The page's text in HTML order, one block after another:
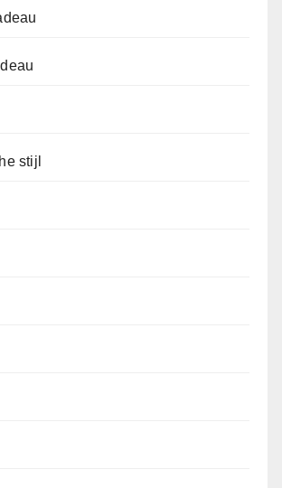
stijl